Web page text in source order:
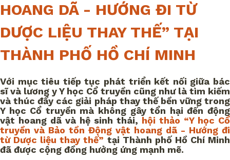
HOANG DÃ - HƯỚNG ĐI TỪ
DƯỢC LIỆU THAY THẾ” TẠI
THÀNH PHỐ HỒ CHÍ MINH
Với mục tiêu tiếp tục phát triển kết nối giữa bác
sĩ và lương y Y học Cổ truyền cũng như là tìm kiếm
và thúc đẩy các giải pháp thay thế bền vững trong
Y học Cổ truyền mà không gây tổn hại đến động
vật hoang dã và hệ sinh thái, hội thảo “Y học Cổ
truyền và Bảo tồn Động vật hoang dã - Hướng đi
từ Dược liệu thay thế” tại Thành phố Hồ Chí Minh
đã được cộng đồng hưởng ứng mạnh mẽ.